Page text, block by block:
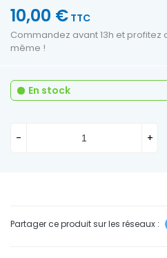
10,00 € TTC
Commandez avant 13h et profitez
même !
En stock
- +